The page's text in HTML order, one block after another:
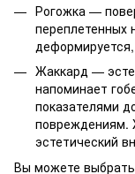
Рогожка —
переплетенных
Жаккард —
напоминает
показателями
повреждениям.
эстетический
Вы можете